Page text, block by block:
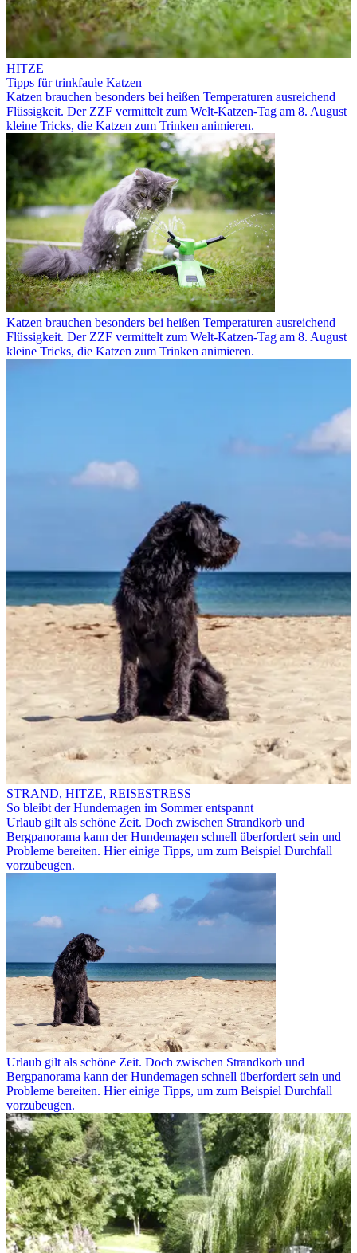
HITZE
Tipps für trinkfaule Katzen
Katzen brauchen besonders bei heißen Temperaturen ausreichend
Flüssigkeit. Der ZZF vermittelt zum Welt-Katzen-Tag am 8. August
kleine Tricks, die Katzen zum Trinken animieren.
Katzen brauchen besonders bei heißen Temperaturen ausreichend
Flüssigkeit. Der ZZF vermittelt zum Welt-Katzen-Tag am 8. August
kleine Tricks, die Katzen zum Trinken animieren.
STRAND, HITZE, REISESTRESS
So bleibt der Hundemagen im Sommer entspannt
Urlaub gilt als schöne Zeit. Doch zwischen Strandkorb und
Bergpanorama kann der Hundemagen schnell überfordert sein und
Probleme bereiten. Hier einige Tipps, um zum Beispiel Durchfall
vorzubeugen.
Urlaub gilt als schöne Zeit. Doch zwischen Strandkorb und
Bergpanorama kann der Hundemagen schnell überfordert sein und
Probleme bereiten. Hier einige Tipps, um zum Beispiel Durchfall
vorzubeugen.